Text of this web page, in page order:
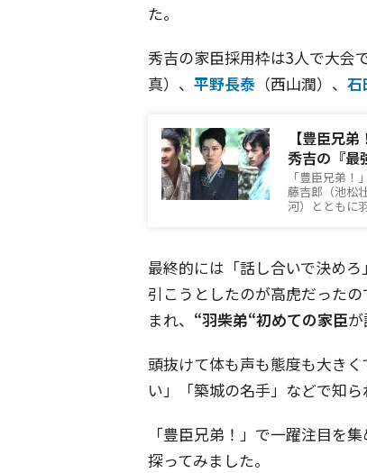
た。
秀吉の家臣採用枠は3人で大会
真）、 平野長泰 （西山潤）、 石
【豊臣兄
秀吉の『最
「豊臣兄弟！
藤吉郎（池松
河）とともに
最終的には「話し合いで決め
引こうとしたのが高虎だった
まれ、 “羽柴弟“初めての家臣が
頭抜けて体も声も態度も大き
い」「築城の名手」などで知
「豊臣兄弟！」で一躍注目を
探ってみました。